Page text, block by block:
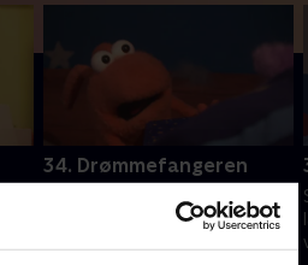
34. Drømmefangeren
landet. Det er den perfekte